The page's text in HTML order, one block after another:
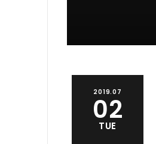
2019.07
02
TUE